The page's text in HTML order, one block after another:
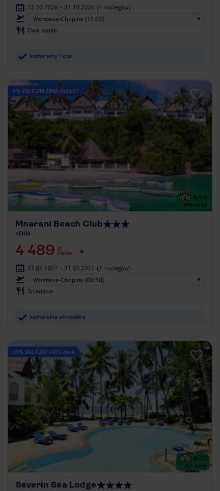
13.10.2026 - 21.10.2026 (7 noclegów)
Warszawa-Chopina (11:00)
Dwa posiłki
kameralny hotel
5% ZALICZKI ZIMA 2026/27
4.5/5
896 opinii
Mnarani Beach Club
KENIA
4 489 ZŁ
OSOBA
23.03.2027 - 31.03.2027 (7 noclegów)
Warszawa-Chopina (08:30)
Śniadanie
kameralna atmosfera
25% ZALICZKI LATO 2026
4.7/5
501 opinii
Severin Sea Lodge